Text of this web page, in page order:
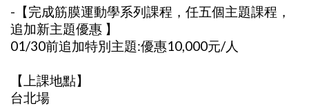
-【完成筋膜運動學系列課程，任五個主題課程，
追加新主題優惠 】
01/30前追加特別主題:優惠10,000元/人
【上課地點】
台北場